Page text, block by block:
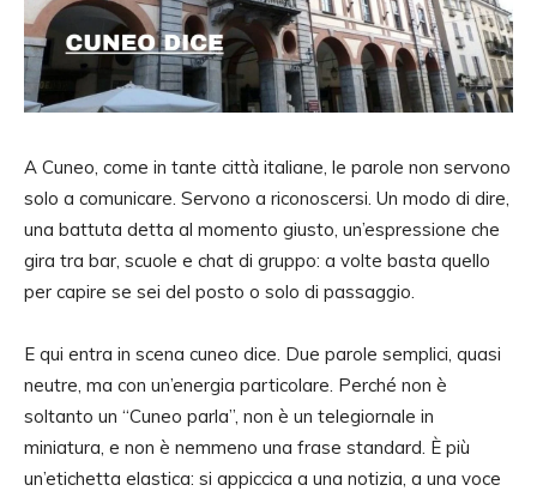
A Cuneo, come in tante città italiane, le parole non servono
solo a comunicare. Servono a riconoscersi. Un modo di dire,
una battuta detta al momento giusto, un’espressione che
gira tra bar, scuole e chat di gruppo: a volte basta quello
per capire se sei del posto o solo di passaggio.
E qui entra in scena cuneo dice. Due parole semplici, quasi
neutre, ma con un’energia particolare. Perché non è
soltanto un “Cuneo parla”, non è un telegiornale in
miniatura, e non è nemmeno una frase standard. È più
un’etichetta elastica: si appiccica a una notizia, a una voce